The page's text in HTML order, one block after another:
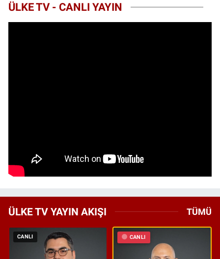
ÜLKE TV - CANLI YAYIN
ÜLKE TV YAYIN AKIŞI TÜMÜ
CANLI CANLI